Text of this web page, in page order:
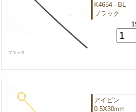
K4654 - BL
ブラック
アイピン
0.5X30mm